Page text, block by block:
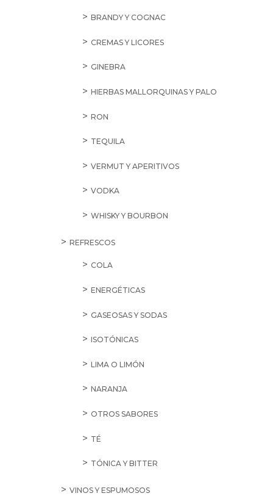
BRANDY Y COGNAC
CREMAS Y LICORES
GINEBRA
HIERBAS MALLORQUINAS Y PALO
RON
TEQUILA
VERMUT Y APERITIVOS
VODKA
WHISKY Y BOURBON
REFRESCOS
COLA
ENERGÉTICAS
GASEOSAS Y SODAS
ISOTÓNICAS
LIMA O LIMÓN
NARANJA
OTROS SABORES
TÉ
TÓNICA Y BITTER
VINOS Y ESPUMOSOS